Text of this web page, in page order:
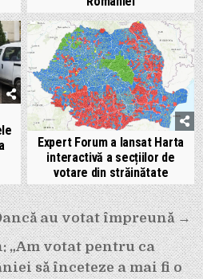
Expert Forum a lansat Harta
interactivă a secțiilor de
votare din străinătate
au votat împreună →
„Am votat pentru ca
să înceteze a mai fi o